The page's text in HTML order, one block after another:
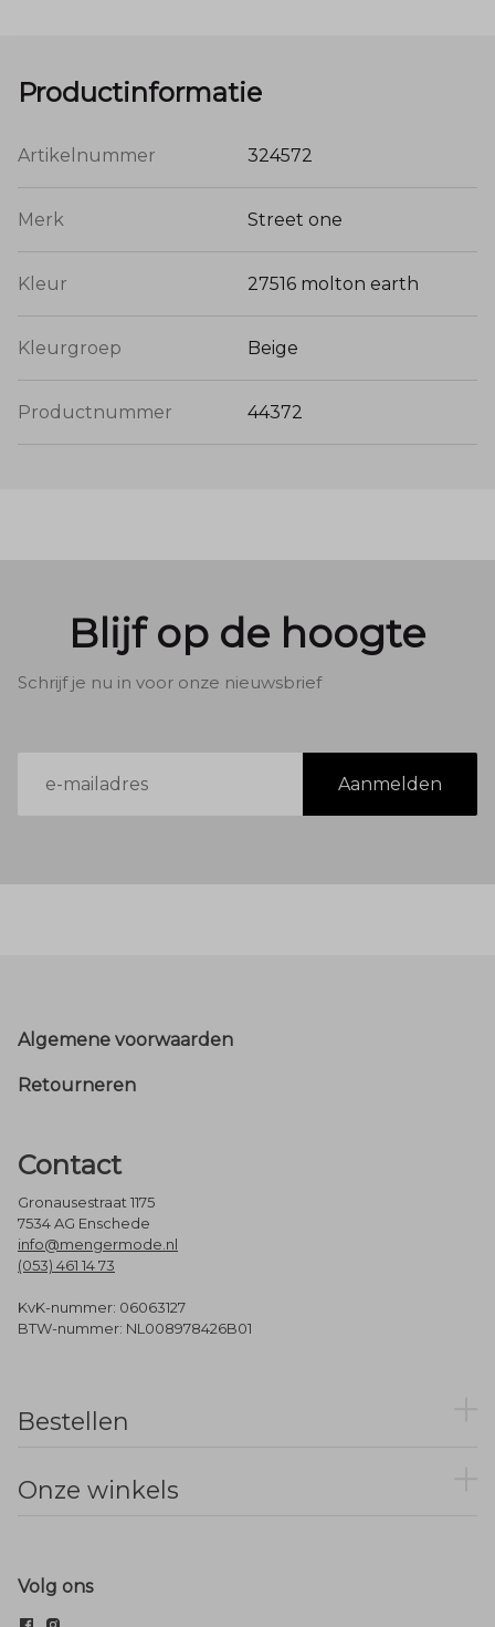
Productinformatie
Artikelnummer 324572
Merk Street one
Kleur 27516 molton earth
Kleurgroep Beige
Productnummer 44372
Blijf op de hoogte
Schrijf je nu in voor onze nieuwsbrief
mailadres
Aanmelden
Footer
Algemene voorwaarden
Retourneren
Contact
Gronausestraat 1175
7534 AG Enschede
info@mengermode.nl
(053) 461 14 73
KvK-nummer: 06063127
BTW-nummer: NL008978426B01
Bestellen
Onze winkels
Volg ons